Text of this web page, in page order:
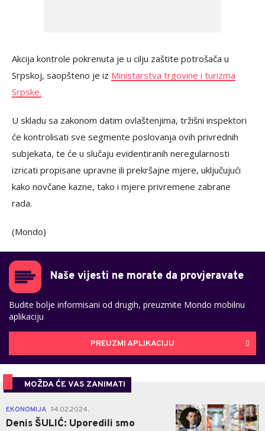
Akcija kontrole pokrenuta je u cilju zaštite potrošača u
Srpskoj, saopšteno je iz Ministarstva trgovine i turizma
Srpske.
U skladu sa zakonom datim ovlaštenjima, tržišni inspektori
će kontrolisati sve segmente poslovanja ovih privrednih
subjekata, te će u slučaju evidentiranih neregularnosti
izricati propisane upravne ili prekršajne mjere, uključujući
kako novčane kazne, tako i mjere privremene zabrane
rada.
(Mondo)
Naše vijesti ne morate da provjeravate
Budite bolje informisani od drugih, preuzmite Mondo mobilnu
aplikaciju
PREUZMI APLIKACIJU
MOŽDA ĆE VAS ZANIMATI
EKONOMIJA 14.02.2024.
Denis ŠULIĆ: Uporedili smo
7